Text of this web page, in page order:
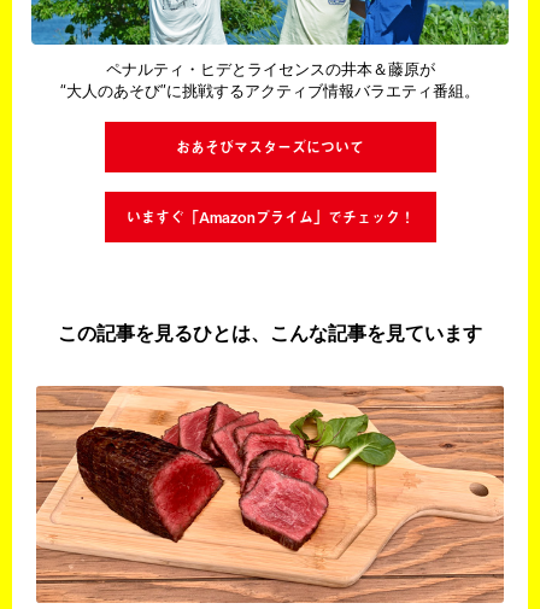
ペナルティ・ヒデとライセンスの井本＆藤原が
“大人のあそび”に挑戦するアクティブ情報バラエティ番組。
おあそびマスターズについて
いますぐ「Amazonプライム」でチェック！
この記事を見るひとは、こんな記事を見ています